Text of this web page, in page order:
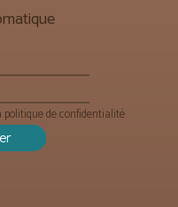
de confidentialité